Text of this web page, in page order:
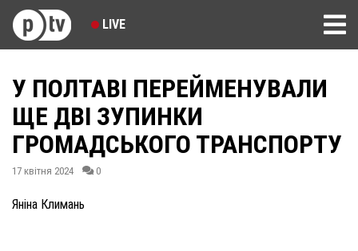
LIVE
У ПОЛТАВІ ПЕРЕЙМЕНУВАЛИ
ЩЕ ДВІ ЗУПИНКИ
ГРОМАДСЬКОГО ТРАНСПОРТУ
17 квітня 2024 0
Яніна Климань